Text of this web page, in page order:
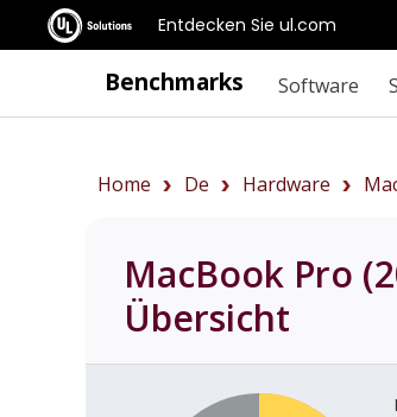
Entdecken Sie ul.com
Benchmarks Software
Home De Hardware
MacBook Pro
Übersicht